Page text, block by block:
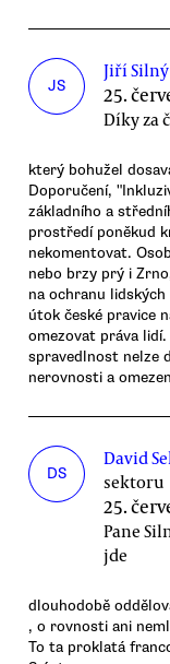
JS
Jiří Silný
25.
Díky za
který bohužel
Doporučení,
základního a
prostředí poněkud
nekomentovat.
nebo brzy prý i
na ochranu
útok české pravice
omezovat práva
spravedlnost nelze
nerovnosti a
DS
David
sektoru
25.
Pane
jde
dlouhodobě
, o rovnosti ani
To ta proklatá